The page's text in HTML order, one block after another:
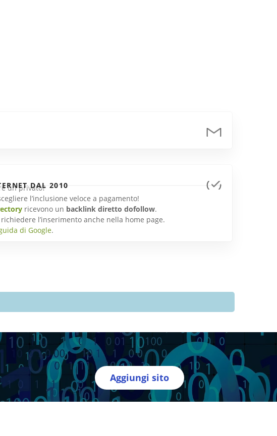
DAL 2010
un privato?
l’inclusione veloce a pagamento!
ricevono un backlink diretto dofollow.
l’inserimento anche nella home page.
di Google.
Aggiungi sito